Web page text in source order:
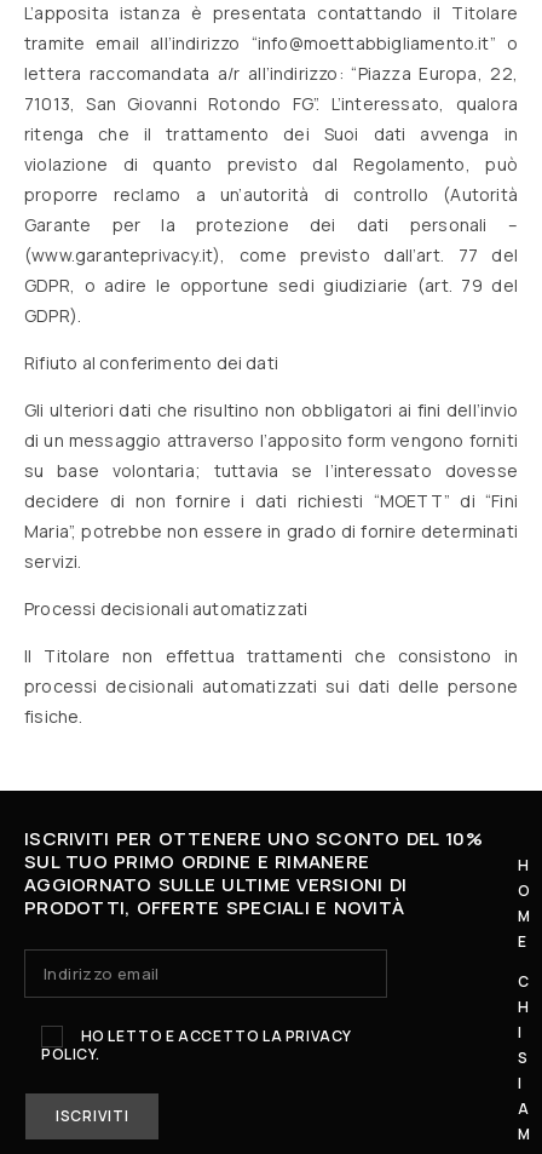
L’apposita istanza è presentata contattando il Titolare
tramite email all’indirizzo “info@moettabbigliamento.it” o
lettera raccomandata a/r all’indirizzo: “Piazza Europa, 22,
71013, San Giovanni Rotondo FG”. L’interessato, qualora
ritenga che il trattamento dei Suoi dati avvenga in
violazione di quanto previsto dal Regolamento, può
proporre reclamo a un’autorità di controllo (Autorità
Garante per la protezione dei dati personali –
(www.garanteprivacy.it), come previsto dall’art. 77 del
GDPR, o adire le opportune sedi giudiziarie (art. 79 del
GDPR).
Rifiuto al conferimento dei dati
Gli ulteriori dati che risultino non obbligatori ai fini dell’invio
di un messaggio attraverso l’apposito form vengono forniti
su base volontaria; tuttavia se l’interessato dovesse
decidere di non fornire i dati richiesti “MOETT” di “Fini
Maria”, potrebbe non essere in grado di fornire determinati
servizi.
Processi decisionali automatizzati
Il Titolare non effettua trattamenti che consistono in
processi decisionali automatizzati sui dati delle persone
fisiche.
ISCRIVITI PER OTTENERE UNO SCONTO DEL 10%
SUL TUO PRIMO ORDINE E RIMANERE
AGGIORNATO SULLE ULTIME VERSIONI DI
PRODOTTI, OFFERTE SPECIALI E NOVITÀ
HO LETTO E ACCETTO LAPRIVACY
POLICY.
H
O
M
E
C
H
I
S
I
A
M
U
D
Ì
-
S
A